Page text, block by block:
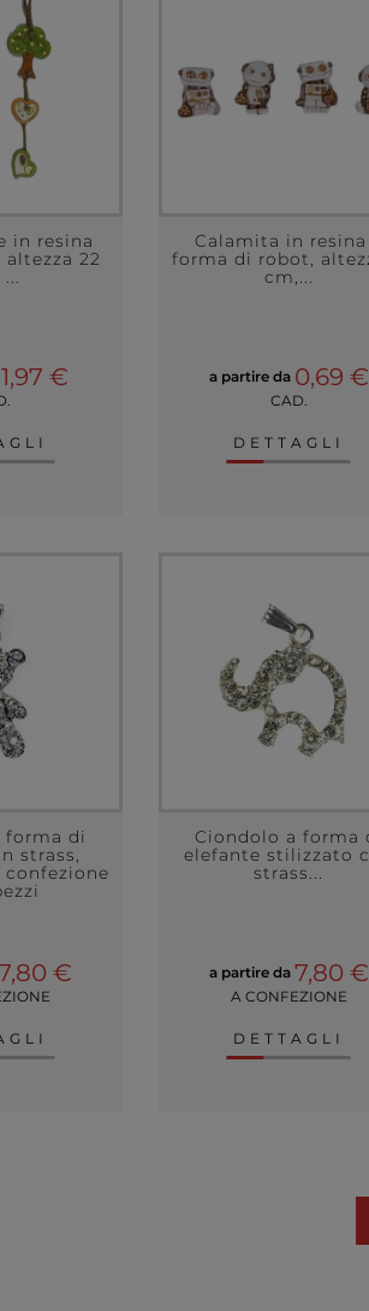
in resina
22
1,97 €
Calamita in resina
forma di robot,
cm,...
a partire da 0,69 €
CAD.
DETTAGLI
forma di
strass,
confezione
€
Ciondolo a forma
elefante stilizzato
strass...
a partire da 7,80 €
A CONFEZIONE
DETTAGLI